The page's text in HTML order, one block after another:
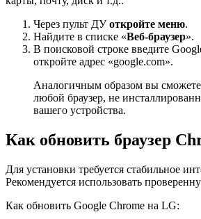
Через пульт ДУоткройте меню.
Найдите в списке «Веб-браузер».
В поисковой строке введите
откройте адрес «google.com».
Аналогичным образом вы сможете
любой браузер, не
вашего устройства.
Как обновить браузер
Для установки требуется стабильное
Рекомендуется использовать
Как обновить Google Chrome на LG: